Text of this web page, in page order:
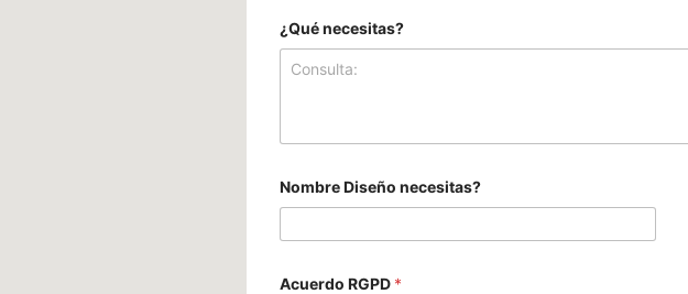
¿Qué necesitas?
Nombre Diseño necesitas?
Acuerdo RGPD *